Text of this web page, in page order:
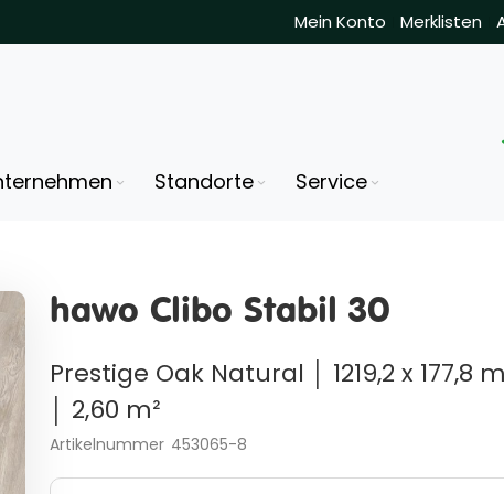
Mein Konto Merklisten
Standorte Service
hawo Clibo Stabil 30
Prestige Oak Natural │ 1219,2 x 177,8
│ 2,60 m²
Artikelnummer 453065-8